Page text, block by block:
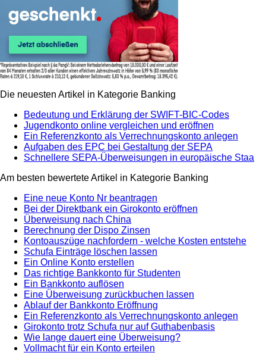
Die neuesten Artikel in Kategorie Banking
Bedeutung und Erklärung der SWIFT-BIC-Codes
Jugendkonto online vergleichen und eröffnen
Ein Referenzkonto als Verrechnungskonto anlegen
Aufgaben des EPC bei Gestaltung der SEPA
Schnellere SEPA-Überweisungen in europäische Staa
Am besten bewertete Artikel in Kategorie Banking
Eine neue Konto Nr beantragen
Bei der Direktbank ein Girokonto eröffnen
Überweisung nach China
Berechnung der Dispo Zinsen
Kontoauszüge nachfordern - welche Kosten entstehe
Schufa Einträge löschen lassen
Ein Online Konto erstellen
Das richtige Bankkonto für Studenten
Ein Bankkonto auflösen
Eine Überweisung zurückbuchen lassen
Ablauf der Bankkonto Eröffnung
Ein Referenzkonto als Verrechnungskonto anlegen
Girokonto trotz Schufa nur auf Guthabenbasis
Wie lange dauert eine Überweisung?
Vollmacht für ein Konto erteilen